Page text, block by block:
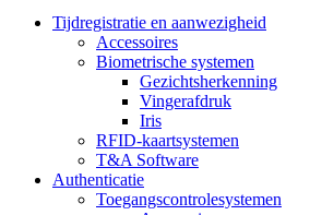
Tijdregistratie en aanwezigheid
Accessoires
Biometrische systemen
Gezichtsherkenning
Vingerafdruk
Iris
RFID-kaartsystemen
T&A Software
Authenticatie
Toegangscontrolesystemen